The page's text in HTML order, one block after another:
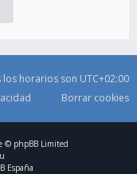
los horarios son UTC+02:00
Borrar cookies
© phpBB Limited
España